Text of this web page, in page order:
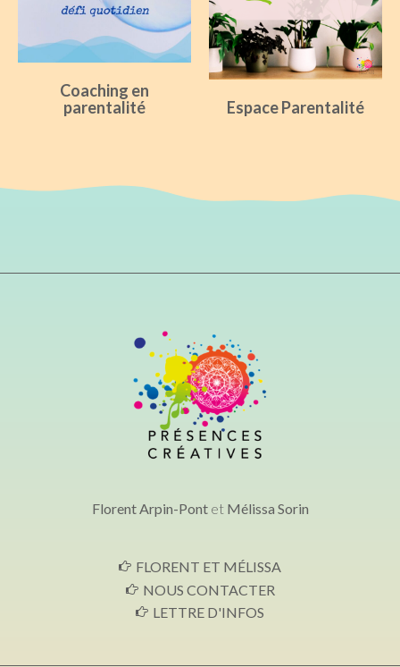
Coaching en
parentalité
Espace Parentalité
Florent Arpin-Pontet Mélissa Sorin
FLORENT ET MÉLISSA
NOUS CONTACTER
LETTRE D'INFOS